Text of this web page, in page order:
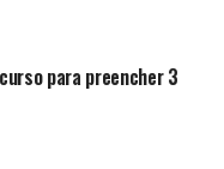
para preencher 3